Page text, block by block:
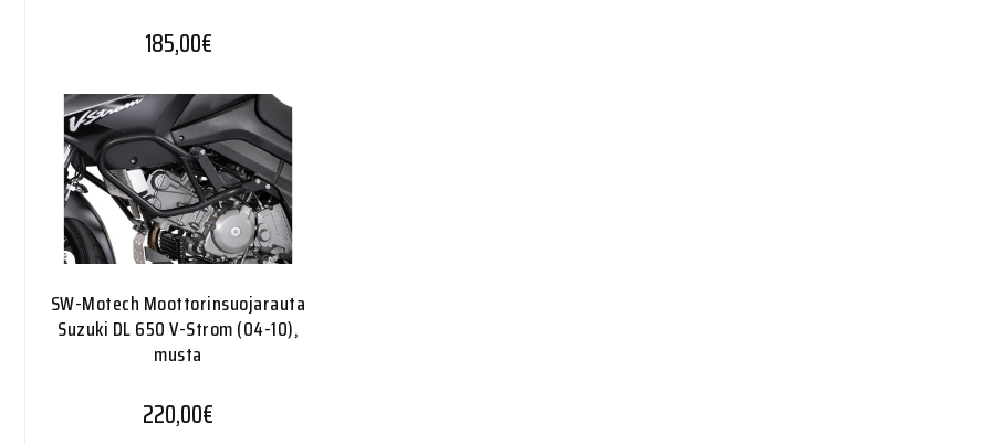
185,00€
SW-Motech Moottorinsuojarauta
Suzuki DL 650 V-Strom (04-10),
musta
220,00€